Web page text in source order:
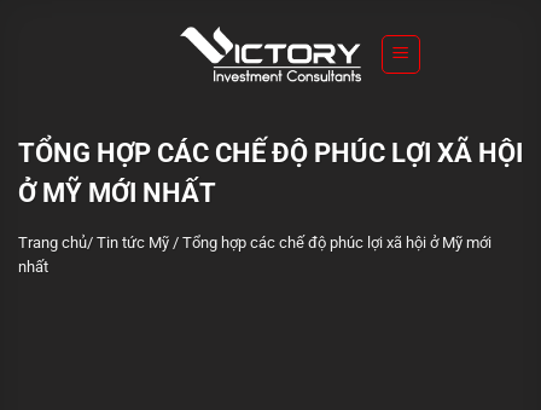
TỔNG HỢP CÁC CHẾ ĐỘ PHÚC LỢI XÃ HỘI
Ở MỸ MỚI NHẤT
Trang chủ/ Tin tức Mỹ / Tổng hợp các chế độ phúc lợi xã hội ở Mỹ mới
nhất